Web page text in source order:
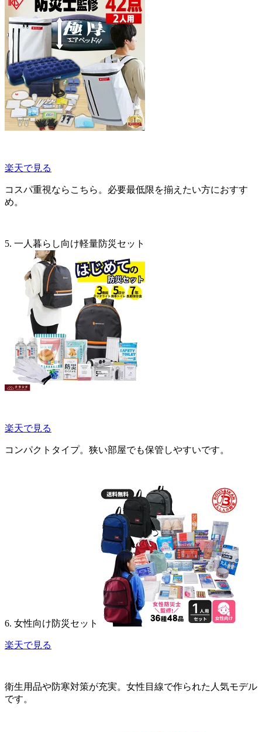
楽天で見る
コスパ重視ならこちら。必要最低限を揃えたい方におすす
め。
5. 一人暮らし向け軽量防災セット
楽天で見る
コンパクトタイプ。狭い部屋でも保管しやすいです。
6. 女性向け防災セット
楽天で見る
衛生用品や防寒対策が充実。女性目線で作られた人気モデル
です。